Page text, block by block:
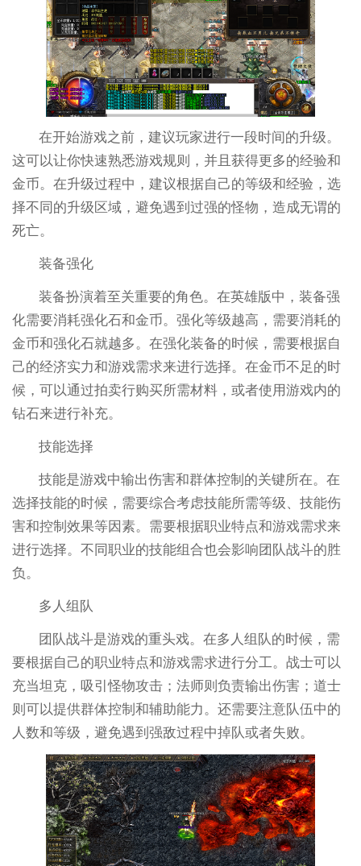
在开始游戏之前，建议玩家进行一段时间的升级。
这可以让你快速熟悉游戏规则，并且获得更多的经验和
金币。在升级过程中，建议根据自己的等级和经验，选
择不同的升级区域，避免遇到过强的怪物，造成无谓的
死亡。
装备强化
装备扮演着至关重要的角色。在英雄版中，装备强
化需要消耗强化石和金币。强化等级越高，需要消耗的
金币和强化石就越多。在强化装备的时候，需要根据自
己的经济实力和游戏需求来进行选择。在金币不足的时
候，可以通过拍卖行购买所需材料，或者使用游戏内的
钻石来进行补充。
技能选择
技能是游戏中输出伤害和群体控制的关键所在。在
选择技能的时候，需要综合考虑技能所需等级、技能伤
害和控制效果等因素。需要根据职业特点和游戏需求来
进行选择。不同职业的技能组合也会影响团队战斗的胜
负。
多人组队
团队战斗是游戏的重头戏。在多人组队的时候，需
要根据自己的职业特点和游戏需求进行分工。战士可以
充当坦克，吸引怪物攻击；法师则负责输出伤害；道士
则可以提供群体控制和辅助能力。还需要注意队伍中的
人数和等级，避免遇到强敌过程中掉队或者失败。